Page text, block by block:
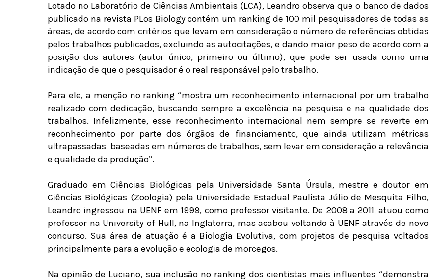
Lotado no Laboratório de Ciências Ambientais (LCA), Leandro observa que o banco de dados
publicado na revista PLos Biology contém um ranking de 100 mil pesquisadores de todas as
áreas, de acordo com critérios que levam em consideração o número de referências obtidas
pelos trabalhos publicados, excluindo as autocitações, e dando maior peso de acordo com a
posição dos autores (autor único, primeiro ou último), que pode ser usada como uma
indicação de que o pesquisador é o real responsável pelo trabalho.
Para ele, a menção no ranking “mostra um reconhecimento internacional por um trabalho
realizado com dedicação, buscando sempre a excelência na pesquisa e na qualidade dos
trabalhos. Infelizmente, esse reconhecimento internacional nem sempre se reverte em
reconhecimento por parte dos órgãos de financiamento, que ainda utilizam métricas
ultrapassadas, baseadas em números de trabalhos, sem levar em consideração a relevância
e qualidade da produção”.
Graduado em Ciências Biológicas pela Universidade Santa Úrsula, mestre e doutor em
Ciências Biológicas (Zoologia) pela Universidade Estadual Paulista Júlio de Mesquita Filho,
Leandro ingressou na UENF em 1999, como professor visitante. De 2008 a 2011, atuou como
professor na University of Hull, na Inglaterra, mas acabou voltando à UENF através de novo
concurso. Sua área de atuação é a Biologia Evolutiva, com projetos de pesquisa voltados
principalmente para a evolução e ecologia de morcegos.
Na opinião de Luciano, sua inclusão no ranking dos cientistas mais influentes “demonstra